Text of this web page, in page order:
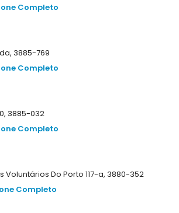
Completo
3885-769
Completo
3885-032
Completo
Do Porto 117-a, 3880-352
Completo